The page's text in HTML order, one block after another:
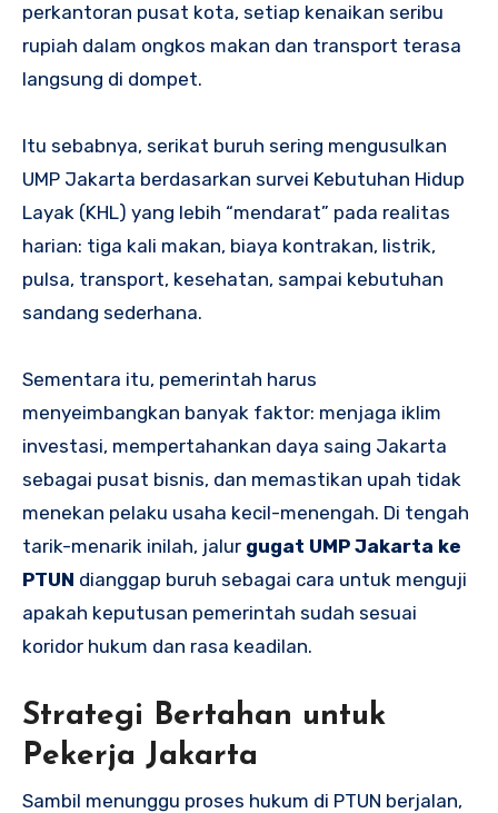
perkantoran pusat kota, setiap kenaikan seribu
rupiah dalam ongkos makan dan transport terasa
langsung di dompet.
Itu sebabnya, serikat buruh sering mengusulkan
UMP Jakarta berdasarkan survei Kebutuhan Hidup
Layak (KHL) yang lebih “mendarat” pada realitas
harian: tiga kali makan, biaya kontrakan, listrik,
pulsa, transport, kesehatan, sampai kebutuhan
sandang sederhana.
Sementara itu, pemerintah harus
menyeimbangkan banyak faktor: menjaga iklim
investasi, mempertahankan daya saing Jakarta
sebagai pusat bisnis, dan memastikan upah tidak
menekan pelaku usaha kecil-menengah. Di tengah
tarik-menarik inilah, jalur gugat UMP Jakarta ke
PTUN dianggap buruh sebagai cara untuk menguji
apakah keputusan pemerintah sudah sesuai
koridor hukum dan rasa keadilan.
Strategi Bertahan untuk
Pekerja Jakarta
Sambil menunggu proses hukum di PTUN berjalan,